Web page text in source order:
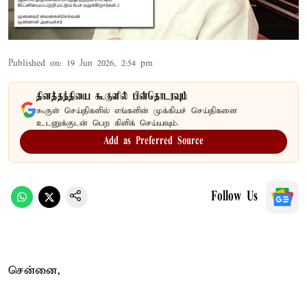
Published on: 19 Jun 2026, 2:54 pm
தினத்தந்தியை கூகுளில் பின்தொடரவும்
கூகுள் செய்திகளில் எங்களின் முக்கியச் செய்திகளை
உடனுக்குடன் பெற கிளிக் செய்யவும்.
Add as Preferred Source
Follow Us
சென்னை,